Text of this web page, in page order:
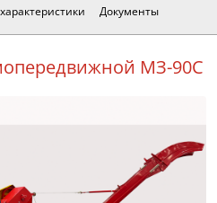
Документы
МЗ-90C